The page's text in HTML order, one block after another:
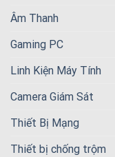
Âm Thanh
Gaming PC
Linh Kiện Máy Tính
Camera Giám Sát
Thiết Bị Mạng
Thiết bị chống trộm